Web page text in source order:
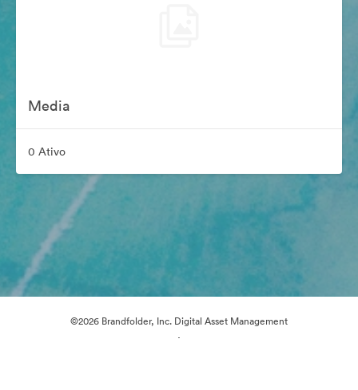
Media
0 Ativo
©2026 Brandfolder, Inc. Digital Asset Management
·